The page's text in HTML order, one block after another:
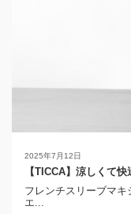
2025年7月12日
【TICCA】涼しくて
フレンチスリーブマ
エ...